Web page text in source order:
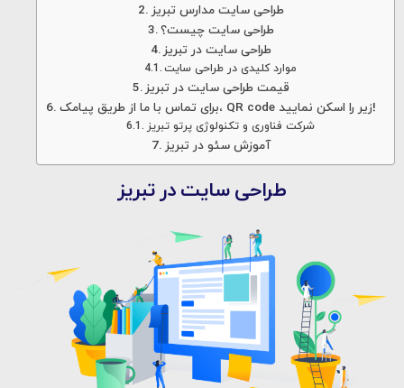
طراحی سایت مدارس تبریز
طراحی سایت چیست؟
طراحی سایت در تبریز
موارد کلیدی در طراحی سایت
قیمت طراحی سایت در تبریز
برای تماس با ما از طریق پیامک، QR code زیر را اسکن نمایید!
شرکت فناوری و تکنولوژی پرتو تبریز
آموزش سئو در تبریز
طراحی سایت در تبریز